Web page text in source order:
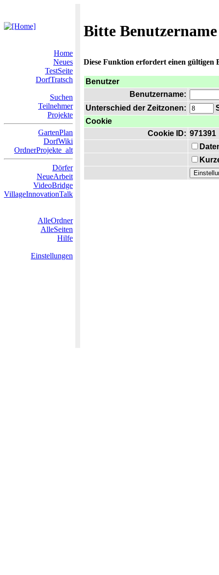
Bitte
Home
Neues
TestSeite
DorfTratsch
Suchen
Teilnehmer
Projekte
GartenPlan
DorfWiki
OrdnerProjekte_alt
Dörfer
NeueArbeit
VideoBridge
VillageInnovationTalk
AlleOrdner
AlleSeiten
Hilfe
Einstellungen
Diese Funktion erfordert einen gültigen
Benutzer
Benutzername:
Unterschied der Zeitzonen:
Cookie
Cookie ID: 971391